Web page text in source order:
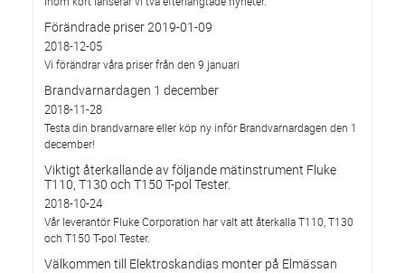
Förändrade priser 2019-01-09
2018-12-05
Vi förändrar våra priser från den 9 januari
Brandvarnardagen 1 december
2018-11-28
Testa din brandvarnare eller köp ny inför Brandvarnardagen den 1
december!
Viktigt återkallande av följande mätinstrument Fluke
T110, T130 och T150 T-pol Tester.
2018-10-24
Vår leverantör Fluke Corporation har valt att återkalla T110, T130
och T150 T-pol Tester.
Välkommen till Elektroskandias monter på Elmässan